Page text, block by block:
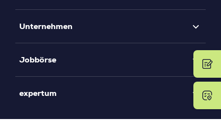
Unternehmen
Jobbörse
expertum